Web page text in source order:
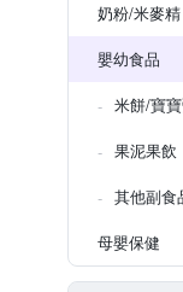
奶粉/米麥精
嬰幼食品
米餅/寶
果泥果飲
其他副食
母嬰保健